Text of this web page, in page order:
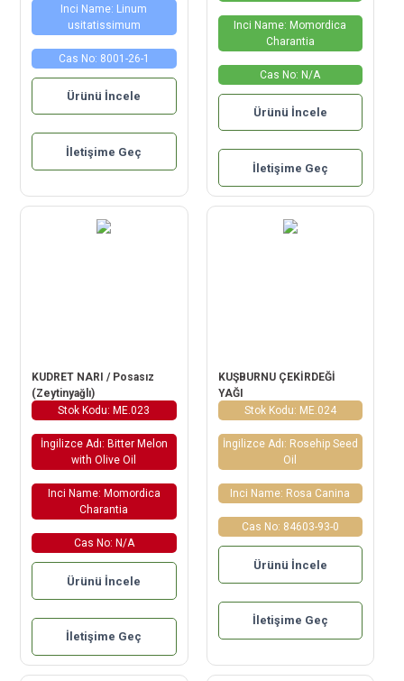
Inci Name: Linum
usitatissimum
Cas No: 8001-26-1
Ürünü İncele
İletişime Geç
Inci Name: Momordica
Charantia
Cas No: N/A
Ürünü İncele
İletişime Geç
KUDRET NARI / Posasız
(Zeytinyağlı)
Stok Kodu: ME.023
İngilizce Adı: Bitter Melon
with Olive Oil
Inci Name: Momordica
Charantia
Cas No: N/A
Ürünü İncele
İletişime Geç
KUŞBURNU ÇEKİRDEĞİ
YAĞI
Stok Kodu: ME.024
İngilizce Adı: Rosehip Seed
Oil
Inci Name: Rosa Canina
Cas No: 84603-93-0
Ürünü İncele
İletişime Geç